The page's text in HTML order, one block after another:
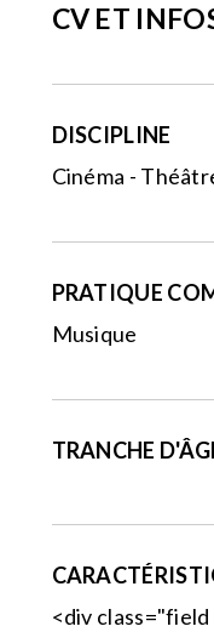
CV ET
DISCIPLINE
Cinéma -
PRATIQUE
Musique
TRANCHE
<div